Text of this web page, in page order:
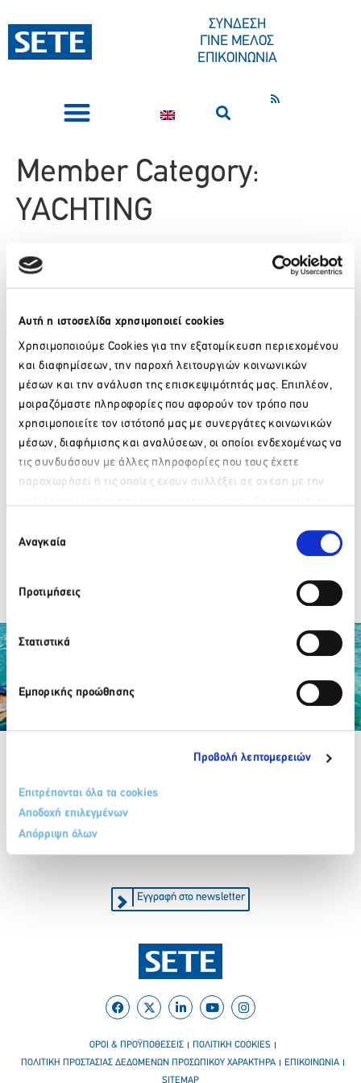
Αυτή η ιστοσελίδα χρησιμοποιεί cookies
Χρησιμοποιούμε Cookies για την εξατομίκευση περιεχομένου
και διαφημίσεων, την παροχή λειτουργιών κοινωνικών
μέσων και την ανάλυση της επισκεψιμότητάς μας. Επιπλέον,
μοιραζόμαστε πληροφορίες που αφορούν τον τρόπο που
χρησιμοποιείτε τον ιστότοπό μας με συνεργάτες κοινωνικών
μέσων, διαφήμισης και αναλύσεων, οι οποίοι ενδεχομένως να
τις συνδυάσουν με άλλες πληροφορίες που τους έχετε
παραχωρήσει ή τις οποίες έχουν συλλέξει σε σχέση με την
των Cookies μας.
συγκατάθεσης
Αναγκαία
Προτιμήσεις
Στατιστικά
Εμπορικής προώθησης
Προβολή λεπτομερειών
Επιτρέπονται όλα τα cookies
Αποδοχή επιλεγμένων
Απόρριψη όλων
ΣΥΝΔΕΣΗ
ΓΙΝΕ ΜΕΛΟΣ
ΕΠΙΚΟΙΝΩΝΙΑ
Member Category:
YACHTING
EXADAS Yachts
YALOOU CHARTER Broker &
Travel Agency
MOMENTUM YACHTING
AΤΗΕΝΙΑΝ ΥΑCHTS SA
AQUATROTTERS
ISTION YACHTING
Partner Organizations
210 32 17 165
info@sete.gr
Εγγραφή στο newsletter
ΟΡΟΙ & ΠΡΟΫΠΟΘΕΣΕΙΣ
ΠΟΛΙΤΙΚΗ COOKIES
ΠΟΛΙΤΙΚΗ ΠΡΟΣΤΑΣΙΑΣ ΔΕΔΟΜΕΝΩΝ ΠΡΟΣΩΠΙΚΟΥ ΧΑΡΑΚΤΗΡΑ
ΕΠΙΚΟΙΝΩΝΙΑ
SITEMAP